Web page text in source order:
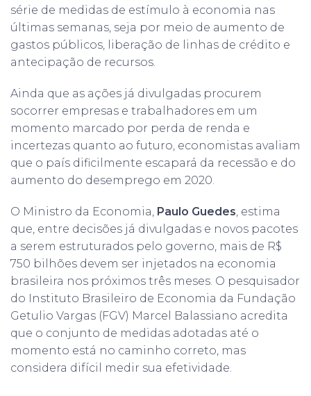
série de medidas de estímulo à economia nas
últimas semanas, seja por meio de aumento de
gastos públicos, liberação de linhas de crédito e
antecipação de recursos.
Ainda que as ações já divulgadas procurem
socorrer empresas e trabalhadores em um
momento marcado por perda de renda e
incertezas quanto ao futuro, economistas avaliam
que o país dificilmente escapará da recessão e do
aumento do desemprego em 2020.
O Ministro da Economia, Paulo Guedes , estima
que, entre decisões já divulgadas e novos pacotes
a serem estruturados pelo governo, mais de R$
750 bilhões devem ser injetados na economia
brasileira nos próximos três meses. O pesquisador
do Instituto Brasileiro de Economia da Fundação
Getulio Vargas (FGV) Marcel Balassiano acredita
que o conjunto de medidas adotadas até o
momento está no caminho correto, mas
considera difícil medir sua efetividade.